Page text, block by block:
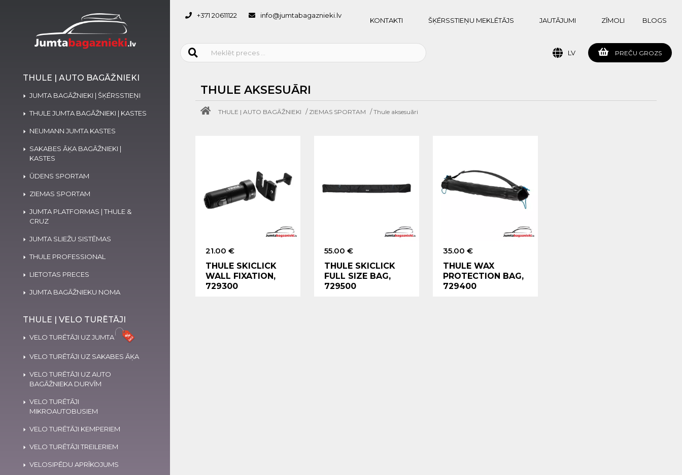
THULE | AUTO BAGĀŽNIEKI
JUMTA BAGĀŽNIEKI | ŠĶĒRSSTIEŅI
THULE JUMTA BAGĀŽNIEKI | KASTES
NEUMANN JUMTA KASTES
SAKABES ĀĶA BAGĀŽNIEKI |
KASTES
ŪDENS SPORTAM
ZIEMAS SPORTAM
JUMTA PLATFORMAS | THULE &
CRUZ
JUMTA SLIEŽU SISTĒMAS
THULE PROFESSIONAL
LIETOTAS PRECES
JUMTA BAGĀŽNIEKU NOMA
THULE | VELO TURĒTĀJI
VELO TURĒTĀJI UZ JUMTA
VELO TURĒTĀJI UZ SAKABES ĀĶA
VELO TURĒTĀJI UZ AUTO
BAGĀŽNIEKA DURVĪM
VELO TURĒTĀJI
MIKROAUTOBUSIEM
VELO TURĒTĀJI KEMPERIEM
VELO TURĒTĀJI TREILERIEM
VELOSIPĒDU APRĪKOJUMS
+371 20611122 info@jumtabagaznieki.lv
KONTAKTI ŠĶĒRSSTIEŅU MEKLĒTĀJS JAUTĀJUMI ZĪMOLI BLOGS
PREČU GROZS
LV
THULE AKSESUĀRI
THULE | AUTO BAGĀŽNIEKI / ZIEMAS SPORTAM /Thule aksesuāri
21.00 €
THULE SKICLICK
WALL FIXATION,
729300
55.00 €
THULE SKICLICK
FULL SIZE BAG,
729500
35.00 €
THULE WAX
PROTECTION BAG,
729400